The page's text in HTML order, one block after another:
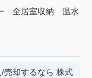
全居室収納
温水
/売却するなら 株式